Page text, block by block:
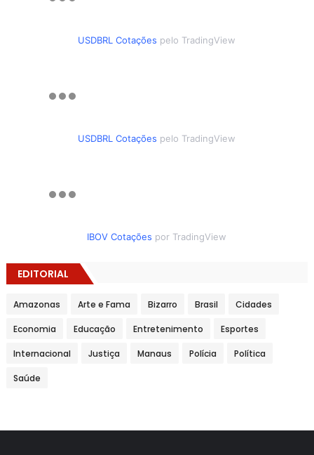
USDBRL Cotações pelo TradingView
USDBRL Cotações pelo TradingView
IBOV Cotações por TradingView
EDITORIAL
Amazonas Arte e Fama Bizarro Brasil Cidades
Economia Educação Entretenimento Esportes
Internacional Justiça Manaus Polícia Política
Saúde